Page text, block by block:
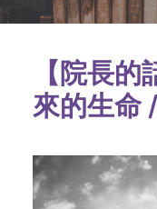
【院長
來的生命